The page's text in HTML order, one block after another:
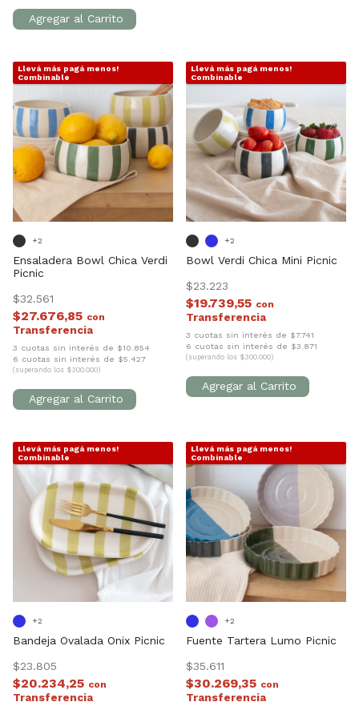
Llevá más pagá menos!
Combinable
Ensaladera Bowl Chica Verdi
Picnic
$32.561
$27.676,85 con
3 cuotas sin interés de $10.854
6 cuotas sin interés de $5.427
(superando los $300.000)
+2
Llevá más pagá menos!
Combinable
Bowl Verdi Chica Mini Picnic
$23.223
$19.739,55 con
3 cuotas sin interés de $7.741
6 cuotas sin interés de $3.871
(superando los $300.000)
+2
Llevá más pagá menos!
Combinable
Bandeja Ovalada Onix Picnic
$23.805
$20.234,25 con
+2
Llevá más pagá menos!
Combinable
Fuente Tartera Lumo Picnic
$35.611
$30.269,35 con
+2